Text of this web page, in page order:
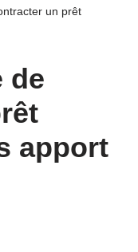
un prêt
de
apport